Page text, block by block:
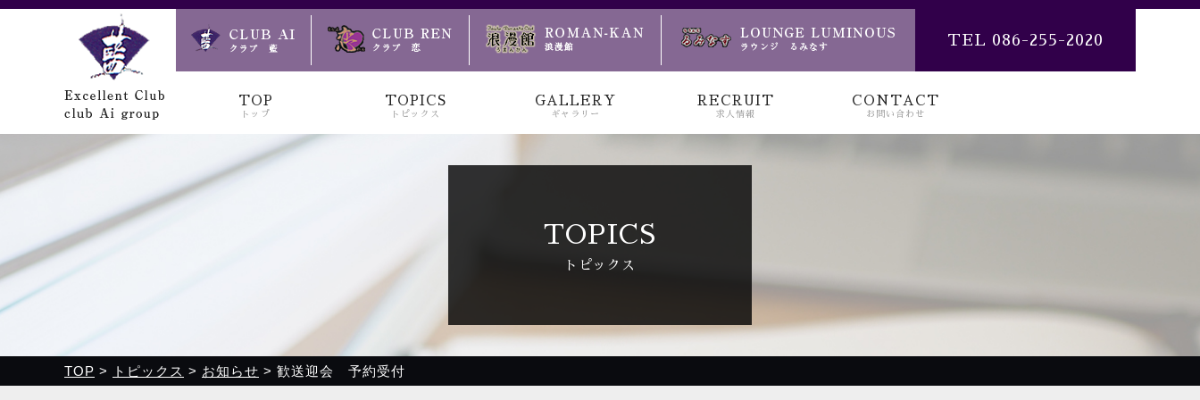
クラブ藍(あい)、クラブ恋(れん)、ルミナス、浪漫館で皆様のお越しをお待ちしております
TEL 086-255-2020
TOP
トップ
TOPICS
トピックス
GALLERY
ギャラリー
RECRUIT
求人情報
CONTACT
お問い合わせ
TOPICS
トピックス
TOP > トピックス > お知らせ > 歓送迎会 予約受付